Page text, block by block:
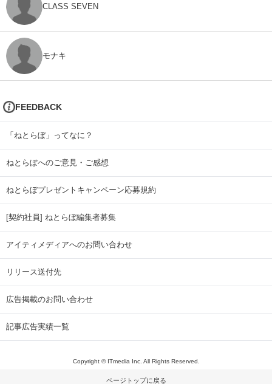
CLASS SEVEN
モナキ
FEEDBACK
「ねとらぼ」ってなに？
ねとらぼへのご意見・ご感想
ねとらぼプレゼントキャンペーン応募規約
[契約社員] ねとらぼ編集者募集
アイティメディアへのお問い合わせ
リリース送付先
広告掲載のお問い合わせ
記事広告実績一覧
Copyright © ITmedia Inc. All Rights Reserved.
ページトップに戻る